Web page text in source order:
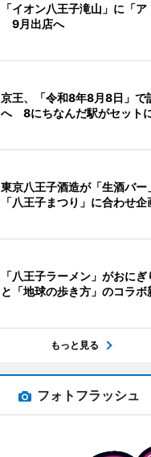
「イオン八王子滝山」に「ア
9月出店へ
京王、「令和8年8月8日」で
へ 8にちなんだ駅がセット
東京八王子酒造が「生酒バ
「八王子まつり」に合わせ企
「八王子ラーメン」がおに
と「地球の歩き方」のコラボ
もっと見る
フォトフラッシュ